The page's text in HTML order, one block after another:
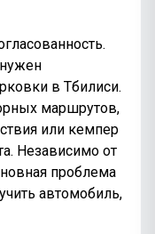
в Тбилиси.
маршрутов,
или кемпер
Независимо от
проблема
автомобиль,